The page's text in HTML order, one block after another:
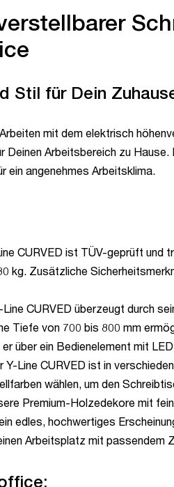
Stil für Dein
mit dem elektrisch
Arbeitsbereich zu
ein angenehmes Arbeitsklima.
CURVED ist TÜV-geprüft
kg. Zusätzliche
Line CURVED überzeugt durch
Tiefe von 700 bis 800 mm
über ein Bedienelement mit
Y-Line CURVED ist in
wählen, um den
Premium-Holzedekore mit
edles, hochwertiges
Arbeitsplatz mit passendem